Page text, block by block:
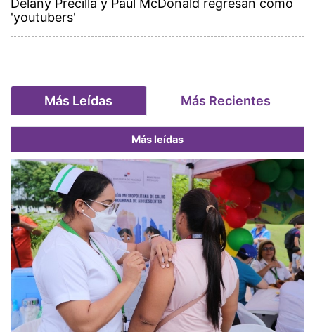
Delany Precilla y Paul McDonald regresan como
'youtubers'
Más Leídas Más Recientes
Más leídas